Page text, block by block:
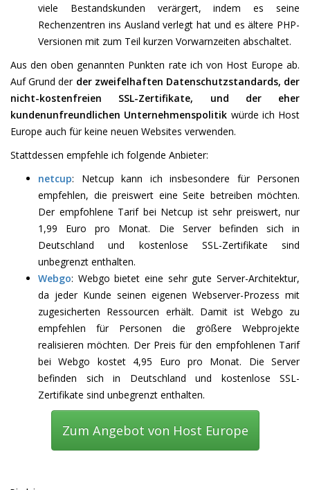
viele Bestandskunden verärgert, indem es seine
Rechenzentren ins Ausland verlegt hat und es ältere PHP-
Versionen mit zum Teil kurzen Vorwarnzeiten abschaltet.
Aus den oben genannten Punkten rate ich von Host Europe ab.
Auf Grund der der zweifelhaften Datenschutzstandards, der
nicht-kostenfreien SSL-Zertifikate, und der eher
kundenunfreundlichen Unternehmenspolitik würde ich Host
Europe auch für keine neuen Websites verwenden.
Stattdessen empfehle ich folgende Anbieter:
netcup: Netcup kann ich insbesondere für Personen
empfehlen, die preiswert eine Seite betreiben möchten.
Der empfohlene Tarif bei Netcup ist sehr preiswert, nur
1,99 Euro pro Monat. Die Server befinden sich in
Deutschland und kostenlose SSL-Zertifikate sind
unbegrenzt enthalten.
Webgo: Webgo bietet eine sehr gute Server-Architektur,
da jeder Kunde seinen eigenen Webserver-Prozess mit
zugesicherten Ressourcen erhält. Damit ist Webgo zu
empfehlen für Personen die größere Webprojekte
realisieren möchten. Der Preis für den empfohlenen Tarif
bei Webgo kostet 4,95 Euro pro Monat. Die Server
befinden sich in Deutschland und kostenlose SSL-
Zertifikate sind unbegrenzt enthalten.
Zum Angebot von Host Europe